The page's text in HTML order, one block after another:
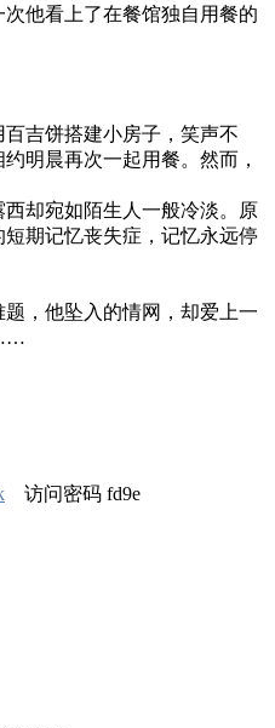
他看上了在餐馆独自用餐的
吉饼搭建小房子，笑声不
明晨再次一起用餐。然而，
却宛如陌生人一般冷淡。原
期记忆丧失症，记忆永远停
，他坠入的情网，却爱上一
访问密码 fd9e